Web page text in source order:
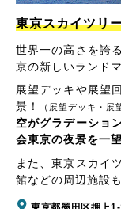
東京スカイツリ
世界一の高さを誇
京の新しいランドマ
展望デッキや展望
景！
（展望デッキ・展
空がグラデーショ
会東京の夜景を一
また、東京スカイ
館などの周辺施設